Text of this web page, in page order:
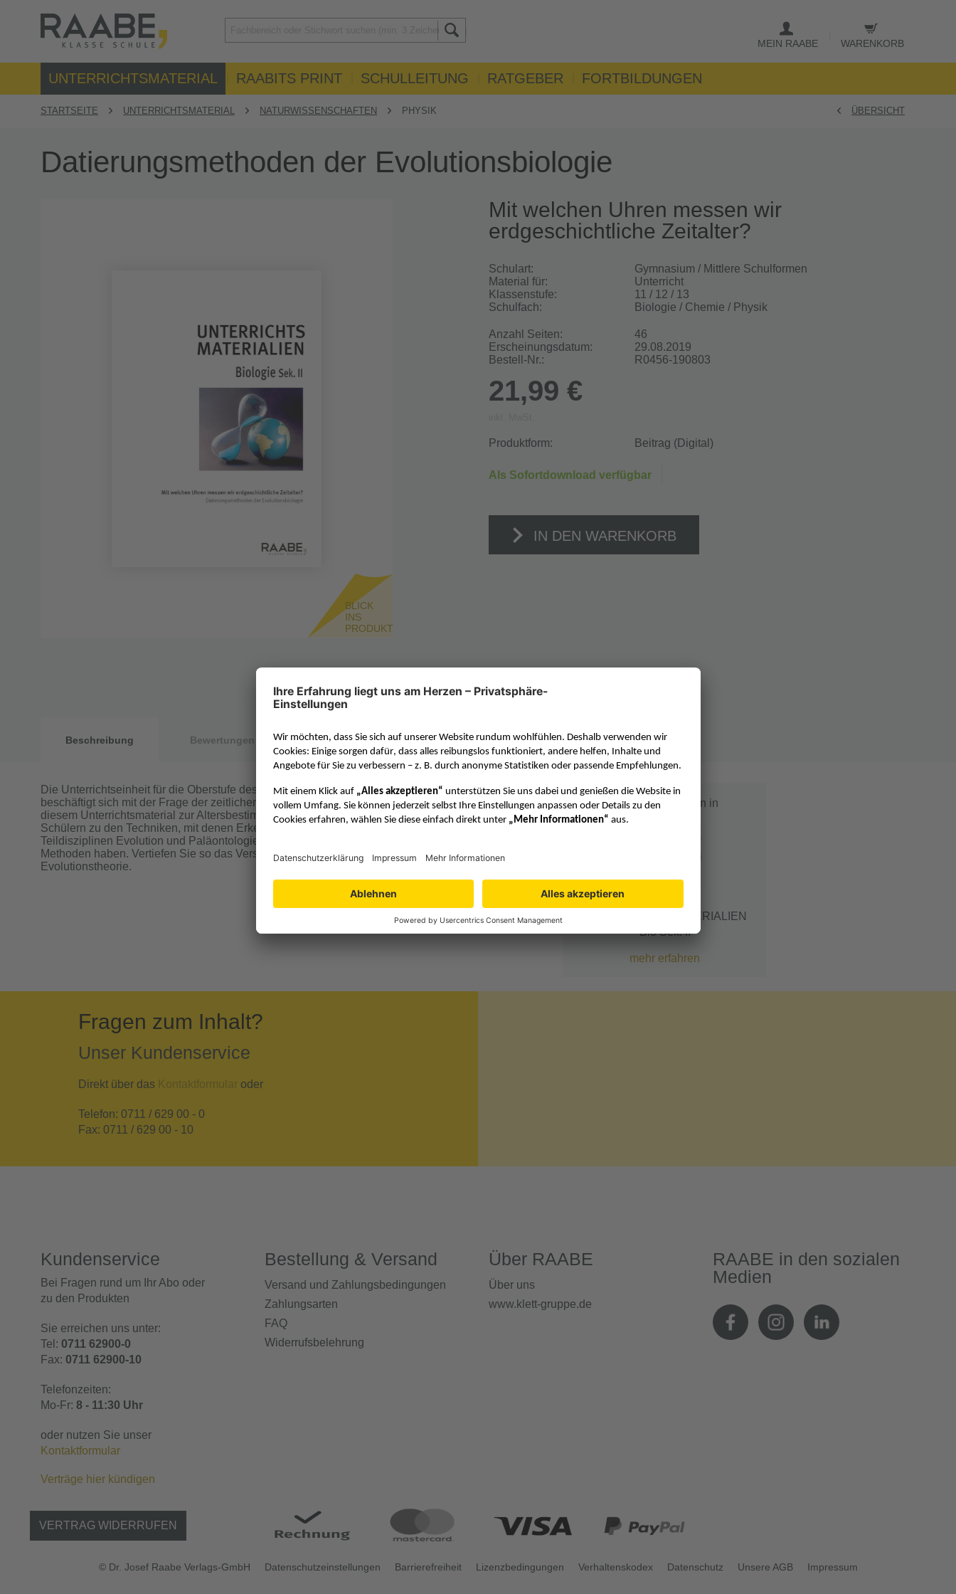
MEIN RAABE WARENKORB
UNTERRICHTSMATERIAL RAABITS PRINT SCHULLEITUNG RATGEBER FORTBILDUNGEN
STARTSEITE UNTERRICHTSMATERIAL NATURWISSENSCHAFTEN PHYSIK ÜBERSICHT
Datierungsmethoden der Evolutionsbiologie
BLICK
INS
PRODUKT
Mit welchen Uhren messen wir
erdgeschichtliche Zeitalter?
Schulart:
Gymnasium / Mittlere Schulformen
Material für:
Unterricht
Klassenstufe:
11 / 12 / 13
Schulfach:
Biologie / Chemie / Physik
Anzahl Seiten:
46
Erscheinungsdatum:
29.08.2019
Bestell-Nr.:
R0456-190803
21,99 €
Produktform: Beitrag (Digital)
Als Sofortdownload verfügbar
IN DEN WARENKORB
Beschreibung Bewertungen
Die Unterrichtseinheit für die Oberstufe des Biologieunterrichts zu Thema Datierungsmethoden
beschäftigt sich mit der Frage der zeitlichen Entwicklung des Lebens auf der Erde. Schulen Sie mit
diesem Unterrichtsmaterial zur Altersbestimmung die Kompetenzen Ihrer Schülerinnen und
Schülern zu den Techniken, mit denen Erkenntnisse zur Geschichte des Lebens in den
Teildisziplinen Evolution und Paläontologie gewonnen werden, und welche Grenzen diese
Methoden haben. Vertiefen Sie so das Verständnis Ihrer Klasse für die synthetische
Evolutionstheorie.
Beitrag erschienen in
UNTERRICHTS-MATERIALIEN
Bio Sek. II
mehr erfahren
Fragen zum Inhalt?
Unser Kundenservice
Direkt über das Kontaktformularoder
Telefon: 0711 / 629 00 - 0
Fax: 0711 / 629 00 - 10
Kundenservice
Bei Fragen rund um Ihr Abo oder
zu den Produkten
Sie erreichen uns unter:
Tel: 0711 62900-0
Fax: 0711 62900-10
Telefonzeiten:
Mo-Fr: 8 - 11:30 Uhr
oder nutzen Sie unser
Kontaktformular
Verträge hier kündigen
Bestellung & Versand
Versand und Zahlungsbedingungen
Zahlungsarten
FAQ
Widerrufsbelehrung
Über RAABE
Über uns
www.klett-gruppe.de
RAABE in den sozialen
Medien
VERTRAG WIDERRUFEN
© Dr. Josef Raabe Verlags-GmbH Datenschutzeinstellungen Barrierefreiheit Lizenzbedingungen Verhaltenskodex Datenschutz Unsere AGB Impressum